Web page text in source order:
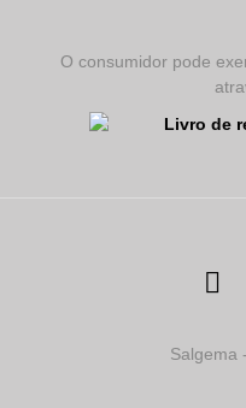
O consumidor pode
Salgema